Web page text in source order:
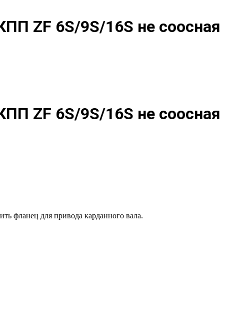
ZF 6S/9S/16S не соосная
ZF 6S/9S/16S не соосная
фланец для привода карданного вала.